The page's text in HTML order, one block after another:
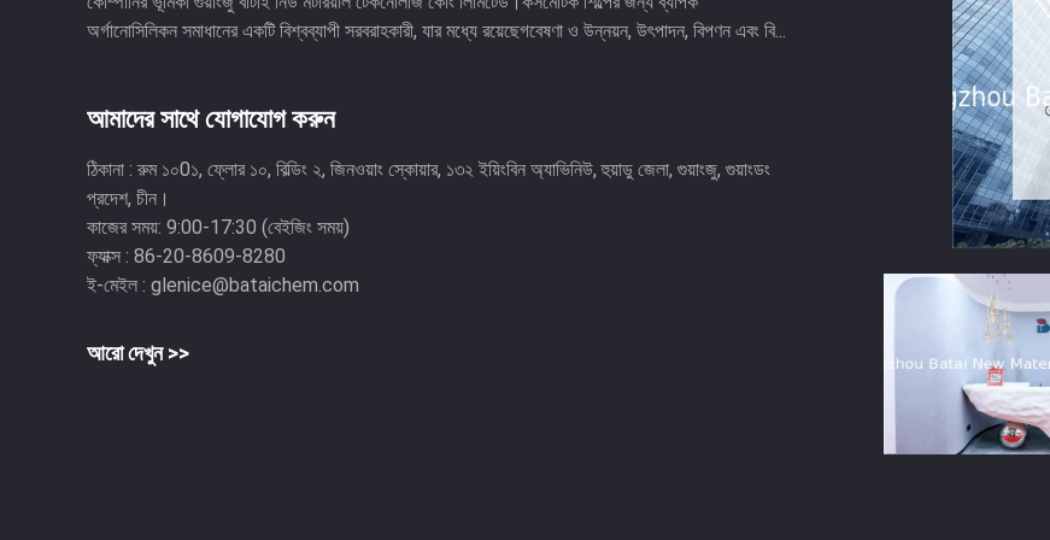
অর্গানোসিলিকন সমাধানের একটি বিশ্বব্যাপী সরবরাহকারী, যার মধ্যে রয়েছেগবেষণা ও উন্নয়ন, উৎপাদন, বিপণন এবং বি...
আমাদের সাথে যোগাযোগ করুন
ঠিকানা : রুম ১০0১, ফ্লোর ১০, বিল্ডিং ২, জিনওয়াং স্কোয়ার, ১৩২ ইয়িংবিন অ্যাভিনিউ, হুয়াডু জেলা, গুয়াংজু, গুয়াংডং
প্রদেশ, চীন।
কাজের সময়: 9:00-17:30 (বেইজিং সময়)
ফ্যাক্স : 86-20-8609-8280
ই-মেইল : glenice@bataichem.com
আরো দেখুন >>